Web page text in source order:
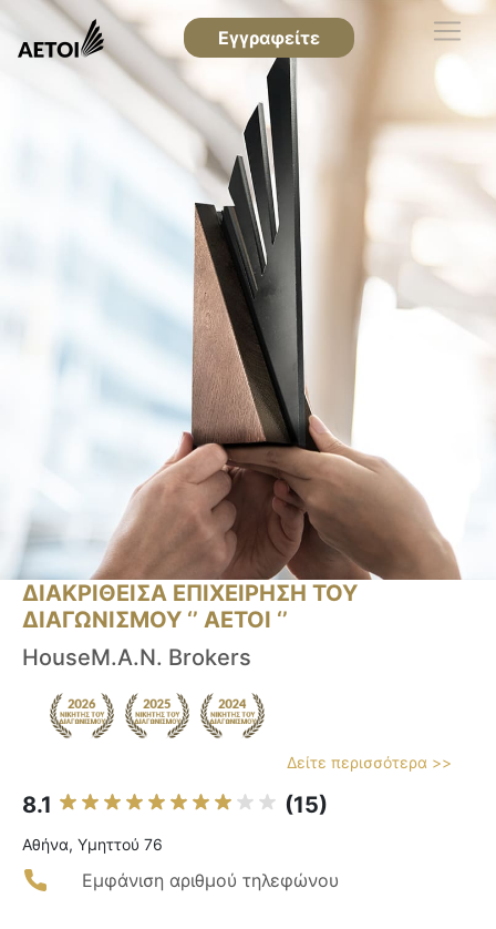
Εγγραφείτε
ΔΙΑΚΡΙΘΕΙΣΑ ΕΠΙΧΕΙΡΗΣΗ ΤΟΥ
ΔΙΑΓΩΝΙΣΜΟΥ ‘’ ΑΕΤΟΙ ‘’
HouseM.A.N. Brokers
Δείτε περισσότερα >>
8.1 (15)
Αθήνα, Υμηττού 76
Εμφάνιση αριθμού τηλεφώνου